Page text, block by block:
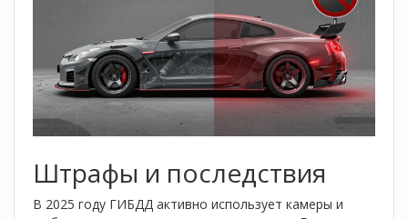
Штрафы и последствия
В 2025 году ГИБДД активно использует камеры и